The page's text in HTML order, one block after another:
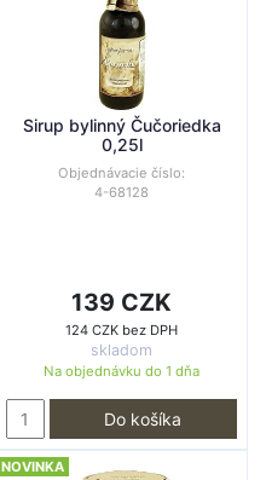
Sirup bylinný Čučoriedka
0,25l
Objednávacie číslo:
4-68128
139 CZK
124 CZK bez DPH
skladom
Na objednávku do 1 dňa
Do košíka
NOVINKA